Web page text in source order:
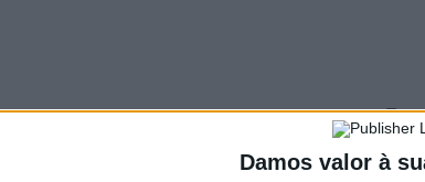
Damos valor à
✞